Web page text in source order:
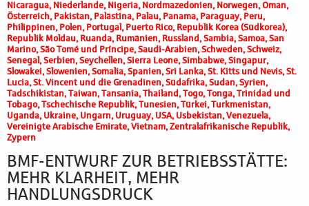
Nicaragua, Niederlande, Nigeria, Nordmazedonien, Norwegen, Oman,
Österreich, Pakistan, Palästina, Palau, Panama, Paraguay, Peru,
Philippinen, Polen, Portugal, Puerto Rico, Republik Korea (Südkorea),
Republik Moldau, Ruanda, Rumänien, Russland, Sambia, Samoa, San
Marino, São Tomé und Príncipe, Saudi-Arabien, Schweden, Schweiz,
Senegal, Serbien, Seychellen, Sierra Leone, Simbabwe, Singapur,
Slowakei, Slowenien, Somalia, Spanien, Sri Lanka, St. Kitts und Nevis, St.
Lucia, St. Vincent und die Grenadinen, Südafrika, Sudan, Syrien,
Tadschikistan, Taiwan, Tansania, Thailand, Togo, Tonga, Trinidad und
Tobago, Tschechische Republik, Tunesien, Türkei, Turkmenistan,
Uganda, Ukraine, Ungarn, Uruguay, USA, Usbekistan, Venezuela,
Vereinigte Arabische Emirate, Vietnam, Zentralafrikanische Republik,
Zypern
BMF-ENTWURF ZUR BETRIEBSSTÄTTE:
MEHR KLARHEIT, MEHR
HANDLUNGSDRUCK